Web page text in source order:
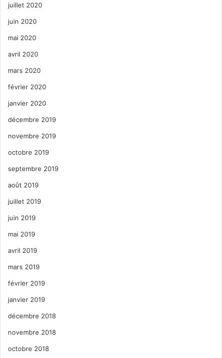
juillet 2020
juin 2020
mai 2020
avril 2020
mars 2020
février 2020
janvier 2020
décembre 2019
novembre 2019
octobre 2019
septembre 2019
août 2019
juillet 2019
juin 2019
mai 2019
avril 2019
mars 2019
février 2019
janvier 2019
décembre 2018
novembre 2018
octobre 2018